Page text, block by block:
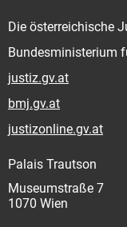
Die österreichische
Bundesministerium
justiz.gv.at
bmj.gv.at
justizonline.gv.at
Palais Trautson
Museumstraße 7
1070 Wien